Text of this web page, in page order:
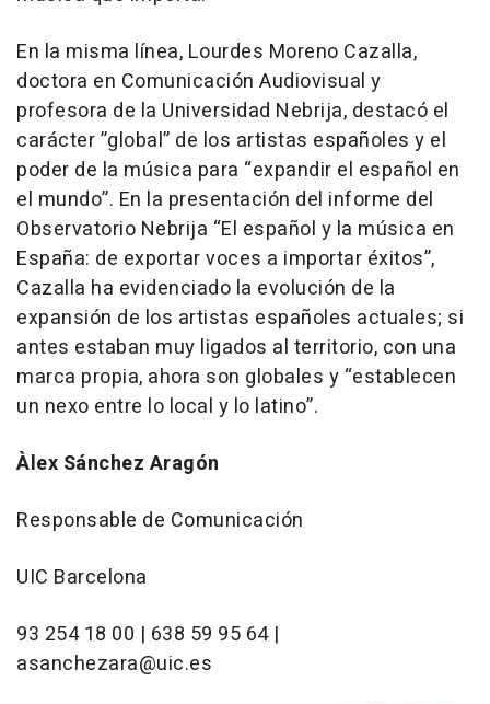
En la misma línea, Lourdes Moreno Cazalla,
doctora en Comunicación Audiovisual y
profesora de la Universidad Nebrija, destacó el
carácter ”global” de los artistas españoles y el
poder de la música para “expandir el español en
el mundo”. En la presentación del informe del
Observatorio Nebrija “El español y la música en
España: de exportar voces a importar éxitos”,
Cazalla ha evidenciado la evolución de la
expansión de los artistas españoles actuales; si
antes estaban muy ligados al territorio, con una
marca propia, ahora son globales y “establecen
un nexo entre lo local y lo latino”.
Àlex Sánchez Aragón
Responsable de Comunicación
UIC Barcelona
93 254 18 00 | 638 59 95 64 |
asanchezara@uic.es